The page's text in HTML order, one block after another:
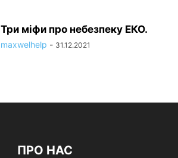
Три міфи про небезпеку ЕКО.
maxwelhelp - 31.12.2021
ПРО НАС